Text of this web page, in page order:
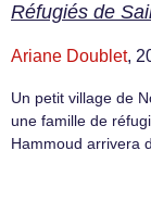
Réfugiés de
Ariane Doublet,
Un petit village de
une famille de
Hammoud arrivera